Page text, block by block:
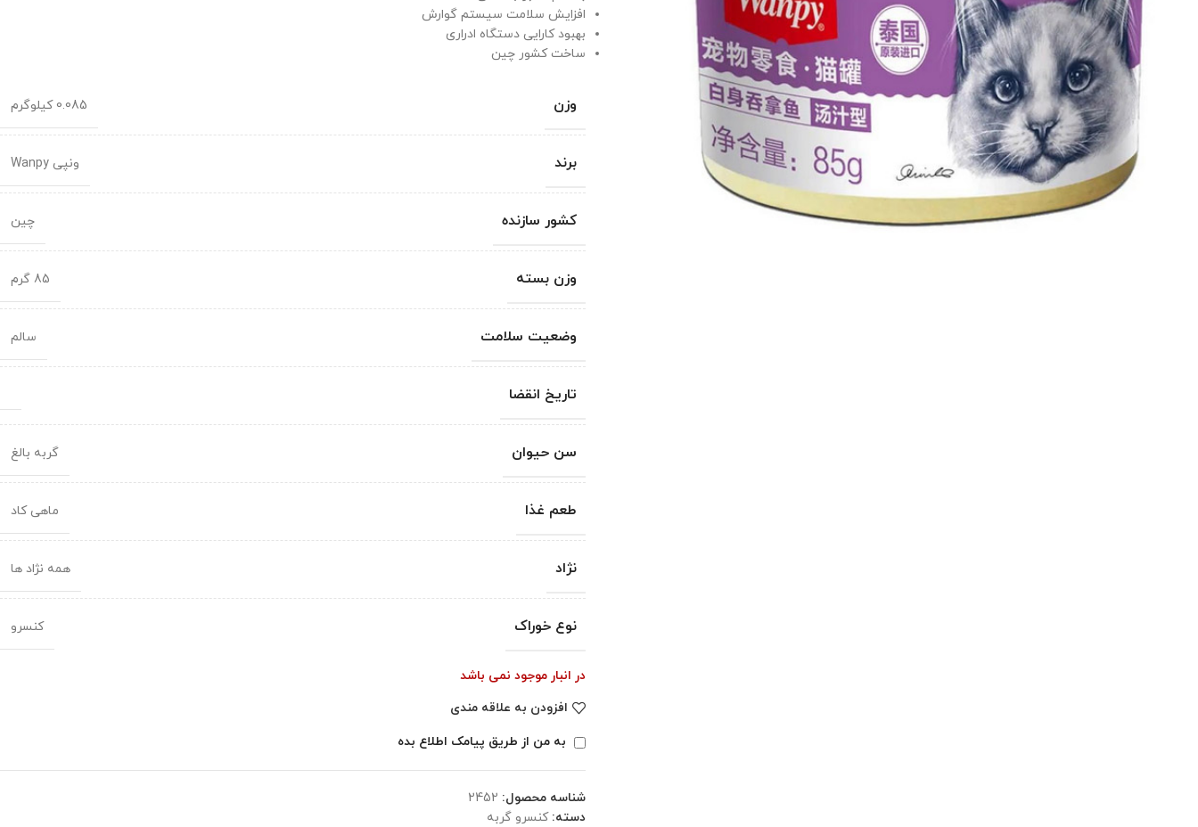
افزایش سلامت سیستم گوارش
بهبود کارایی دستگاه ادراری
ساخت کشور چین
وزن 0.085 کیلوگرم
برند ونپی Wanpy
کشور سازنده چین
وزن بسته 85 گرم
وضعیت سلامت سالم
تاریخ انقضا
سن حیوان گربه بالغ
طعم غذا ماهی کاد
نژاد همه نژاد ها
نوع خوراک کنسرو
در انبار موجود نمی باشد
افزودن به علاقه مندی
به من از طریق پیامک اطلاع بده
شناسه محصول: 2452
دسته: کنسرو گربه